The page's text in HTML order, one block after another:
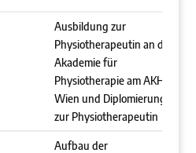
Ausbildung zur
Physiotherapeutin an der
Akademie für
Physiotherapie am AKH
Wien und Diplomierung
zur Physiotherapeutin
Aufbau der